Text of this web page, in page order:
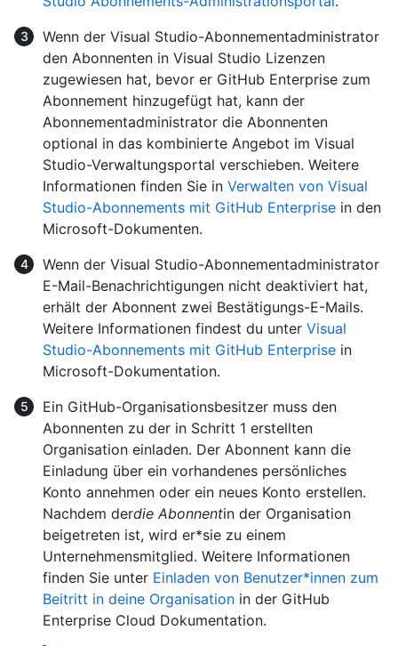
Wenn der Visual Studio-Abonnementadministrator
den Abonnenten in Visual Studio Lizenzen
zugewiesen hat, bevor er GitHub Enterprise zum
Abonnement hinzugefügt hat, kann der
Abonnementadministrator die Abonnenten
optional in das kombinierte Angebot im Visual
Studio-Verwaltungsportal verschieben. Weitere
Informationen finden Sie in Verwalten von Visual
Studio-Abonnements mit GitHub Enterprise in den
Microsoft-Dokumenten.
Wenn der Visual Studio-Abonnementadministrator
E-Mail-Benachrichtigungen nicht deaktiviert hat,
erhält der Abonnent zwei Bestätigungs-E-Mails.
Weitere Informationen findest du unter Visual
Studio-Abonnements mit GitHub Enterprise in
Microsoft-Dokumentation.
Ein GitHub-Organisationsbesitzer muss den
Abonnenten zu der in Schritt 1 erstellten
Organisation einladen. Der Abonnent kann die
Einladung über ein vorhandenes persönliches
Konto annehmen oder ein neues Konto erstellen.
Nachdem derdie Abonnentin der Organisation
beigetreten ist, wird er*sie zu einem
Unternehmensmitglied. Weitere Informationen
finden Sie unter Einladen von Benutzer*innen zum
Beitritt in deine Organisation in der GitHub
Enterprise Cloud Dokumentation.